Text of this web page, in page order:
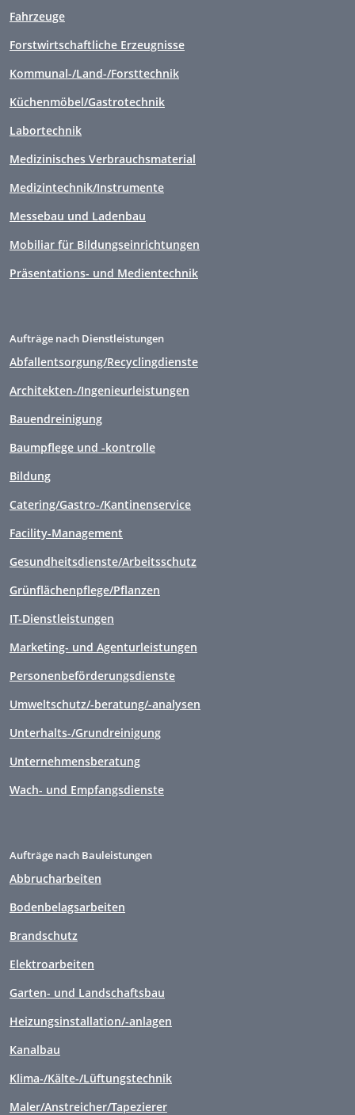
Fahrzeuge
Forstwirtschaftliche Erzeugnisse
Kommunal-/Land-/Forsttechnik
Küchenmöbel/Gastrotechnik
Labortechnik
Medizinisches Verbrauchsmaterial
Medizintechnik/Instrumente
Messebau und Ladenbau
Mobiliar für Bildungseinrichtungen
Präsentations- und Medientechnik
Aufträge nach Dienstleistungen
Abfallentsorgung/Recyclingdienste
Architekten-/Ingenieurleistungen
Bauendreinigung
Baumpflege und -kontrolle
Bildung
Catering/Gastro-/Kantinenservice
Facility-Management
Gesundheitsdienste/Arbeitsschutz
Grünflächenpflege/Pflanzen
IT-Dienstleistungen
Marketing- und Agenturleistungen
Personenbeförderungsdienste
Umweltschutz/-beratung/-analysen
Unterhalts-/Grundreinigung
Unternehmensberatung
Wach- und Empfangsdienste
Aufträge nach Bauleistungen
Abbrucharbeiten
Bodenbelagsarbeiten
Brandschutz
Elektroarbeiten
Garten- und Landschaftsbau
Heizungsinstallation/-anlagen
Kanalbau
Klima-/Kälte-/Lüftungstechnik
Maler/Anstreicher/Tapezierer